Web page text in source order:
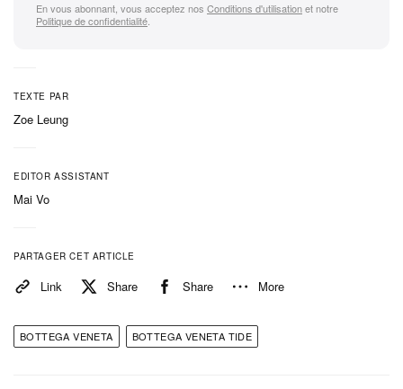
En vous abonnant, vous acceptez nos Conditions d'utilisationet notre
Politique de confidentialité
TEXTE PAR
Zoe Leung
EDITOR ASSISTANT
Mai Vo
PARTAGER CET ARTICLE
Link Share Share More
BOTTEGA VENETA BOTTEGA VENETA TIDE